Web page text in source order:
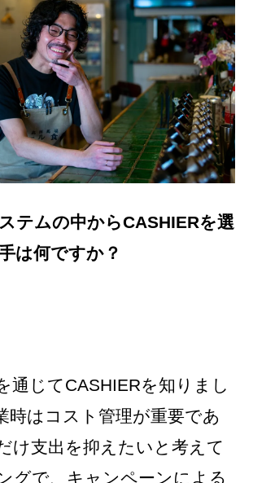
テムの中からCASHIERを選
は何ですか？
通じてCASHIERを知りまし
時はコスト管理が重要であ
け支出を抑えたいと考えて
グで、キャンペーンによる